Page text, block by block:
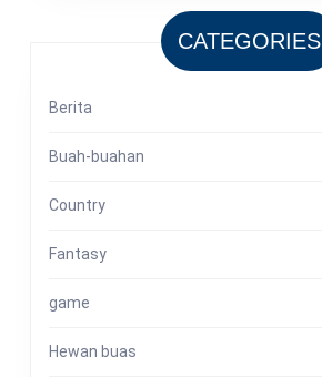
CATEGORIES
Berita
Buah-buahan
Country
Fantasy
game
Hewan buas